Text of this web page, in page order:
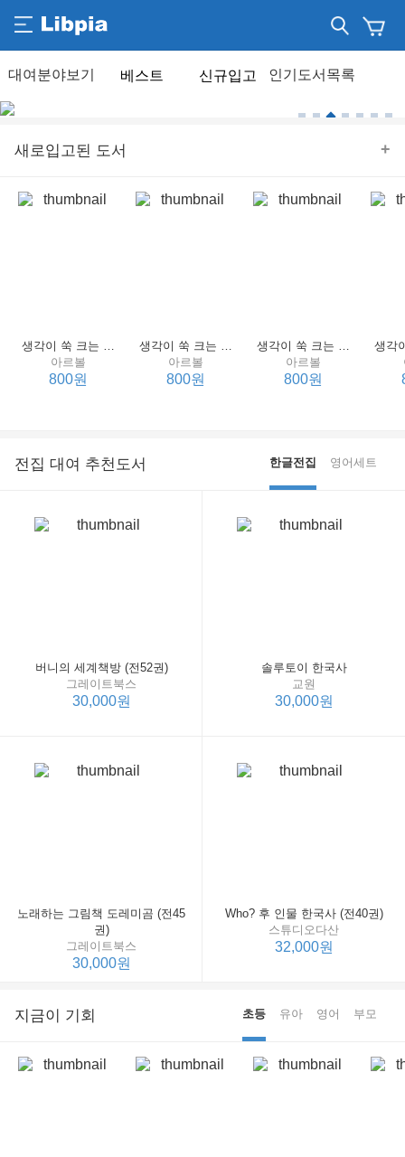
베스트 신규입고
새로입고된 도서 +
생각이 쑥 크는 세계 명작 4 : 언어 편
아르볼
800원
생각이 쑥 크는 세계 명작 3 : 언어 편
아르볼
800원
생각이 쑥 크는 세계 명작 2 : 언어 편
아르볼
800원
전집 대여 추천도서 한글전집 영어세트
버니의 세계책방 (전52권)
그레이트북스
30,000원
솔루토이 한국사
교원
30,000원
노래하는 그림책 도레미곰 (전45
권)
그레이트북스
30,000원
Who? 후 인물 한국사 (전40권)
스튜디오다산
32,000원
지금이 기회 초등 유아 영어 부모